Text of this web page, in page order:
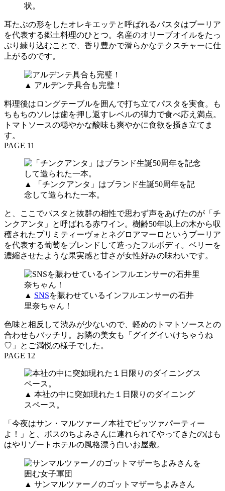
状。
耳たぶの形をしたオレキエッテと呼ばれるパスタはプーリア
を代表する郷土料理のひとつ。名産のオリーブオイルをたっ
ぷり練り込むことで、香り豊かで滑らかなテクスチャーに仕
上がるのです。
▲ アルデンテ具合も完璧！
料理後はロングテーブルを囲んで打ち立てパスタを実食。も
ちもちのソレは歯を押し返すレベルの弾力で食べ応え満点。
トマトソースの穏やかな酸味も爽やかに食欲を掻き立てま
す。
PAGE 11
▲ 「チンクアンタ」はブランド生誕50周年を記
念して造られた一本。
と、ここでパスタと抜群の相性で思わず声をあげたのが「チ
ンクアンタ」と呼ばれる赤ワイン。樹齢50年以上の木から収
穫されたプリミティーヴォとネグロアマーロというプーリア
を代表する葡萄をブレンドして造ったフルボディ。ベリーを
濃縮させたような果実感と甘さが女性好みの味わいです。
▲ SNSを賑わせているインフルエンサーの石井
里奈ちゃん！
色味と相反して渋みが少ないので、軽めのトマトソースとの
合わせもバッチリ。お隣の美女も「グイグイいけちゃうね
♡」とご満悦の様子でした。
PAGE 12
▲ 本社の中に突如現れた１日限りのダイニング
スペース。
「今夜はサン・マルツァーノ本社でピッツァパーティー
よ！」と、ボスのちよみさんに連れられてやってきたのはも
はやリゾートホテルの風格漂う白いお屋敷。
▲ サンマルツァーノのゴットマザーちよみさん